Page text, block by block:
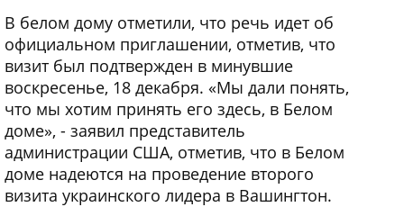
В белом дому отметили, что речь идет об
официальном приглашении, отметив, что
визит был подтвержден в минувшие
воскресенье, 18 декабря. «Мы дали понять,
что мы хотим принять его здесь, в Белом
доме», - заявил представитель
администрации США, отметив, что в Белом
доме надеются на проведение второго
визита украинского лидера в Вашингтон.